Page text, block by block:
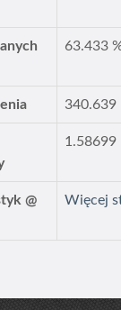
63.433
340.639
1.58699
@
Więcej